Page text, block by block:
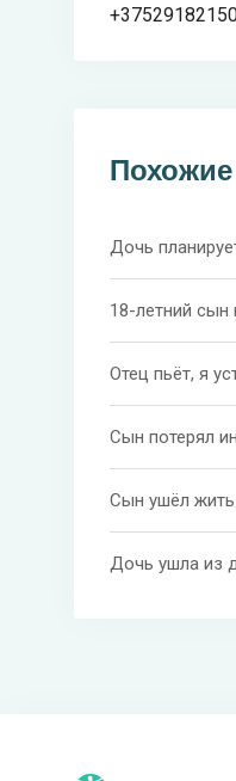
Похожие
Дочь
18-летний сын
Отец пьёт, я
Сын потерял
Сын ушёл жить
Дочь ушла из